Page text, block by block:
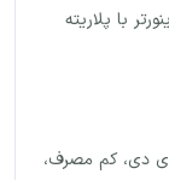
با پلاریته
ای دی، کم مصرف،